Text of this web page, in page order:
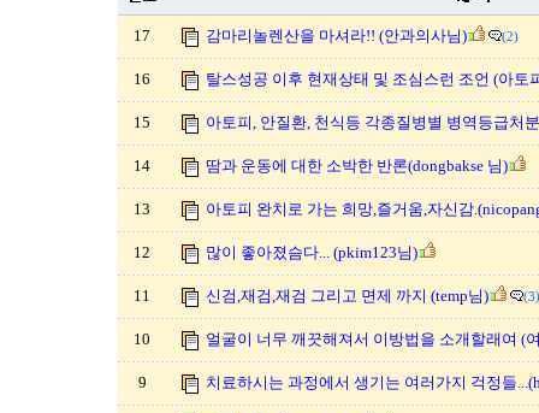
17 감마리놀렌산을 마셔라!! (안과의사님) (2)
16 탈스성공 이후 현재상태 및 조심스런 조언 (아토
15 아토피, 안질환, 천식등 각종질병별 병역등급처
14 땀과 운동에 대한 소박한 반론(dongbakse 님)
13 아토피 완치로 가는 희망,즐거움,자신감
12 많이 좋아졌슴다... (pkim123님)
11 신검,재검,재검 그리고 면제 까지 (temp님) (3)
10 얼굴이 너무 깨끗해져서 이방법을 소개할래여 (
9 치료하시는 과정에서 생기는 여러가지 걱정들